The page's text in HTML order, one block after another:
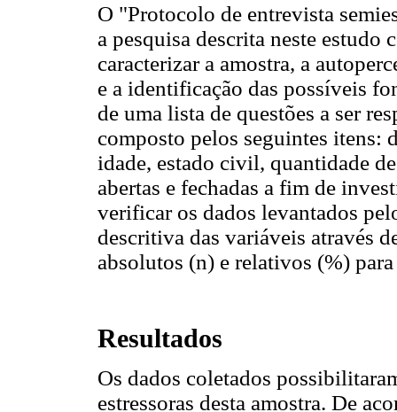
O "Protocolo de entrevista
a pesquisa descrita neste
caracterizar a amostra, a
e a identificação das possíveis
de uma lista de questões a ser
composto pelos seguintes itens:
idade, estado civil, quantidade
abertas e fechadas a fim de
verificar os dados levantados
descritiva das variáveis através
absolutos (n) e relativos (%)
Resultados
Os dados coletados
estressoras desta amostra. De